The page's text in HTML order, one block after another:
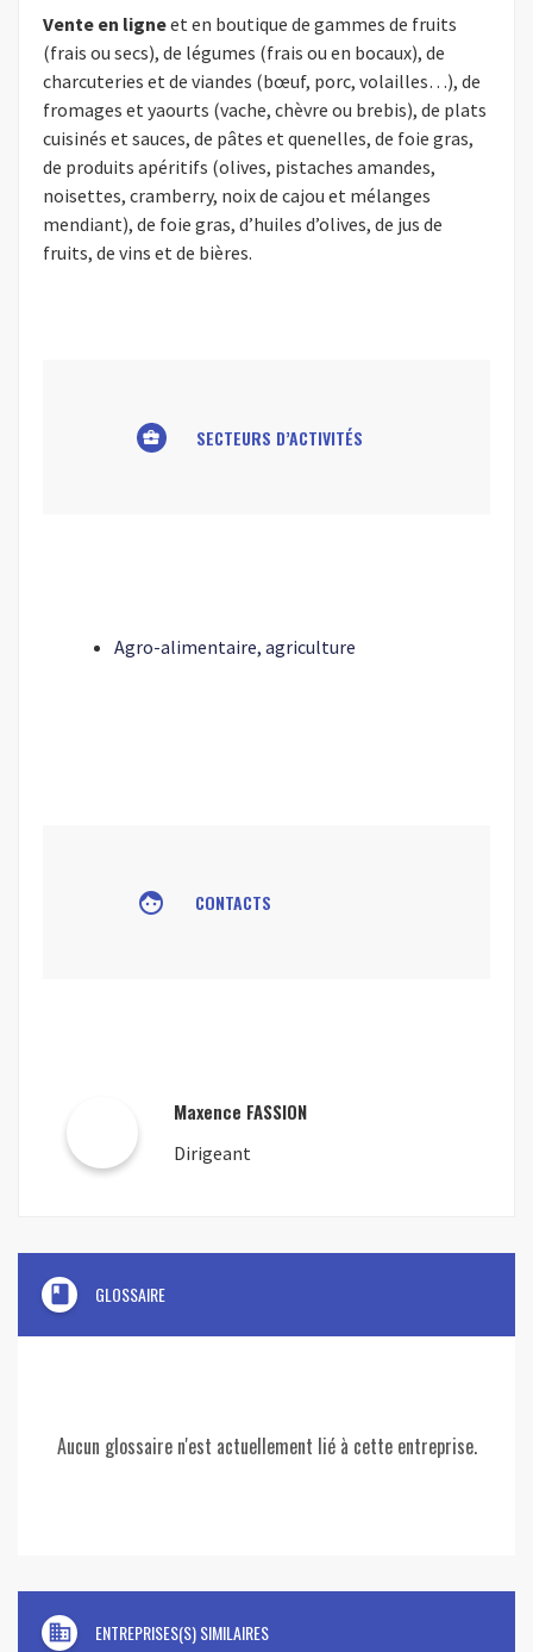
Vente en ligneet en boutique de gammes de fruits
(frais ou secs), de légumes (frais ou en bocaux), de
charcuteries et de viandes (bœuf, porc, volailles…), de
fromages et yaourts (vache, chèvre ou brebis), de plats
cuisinés et sauces, de pâtes et quenelles, de foie gras,
de produits apéritifs (olives, pistaches amandes,
noisettes, cramberry, noix de cajou et mélanges
mendiant), de foie gras, d’huiles d’olives, de jus de
fruits, de vins et de bières.
business_center SECTEURS D’ACTIVITÉS
Agro-alimentaire, agriculture
face CONTACTS
Maxence FASSION
Dirigeant
book GLOSSAIRE
Aucun glossaire n'est actuellement lié à cette entreprise.
domain ENTREPRISES(S) SIMILAIRES